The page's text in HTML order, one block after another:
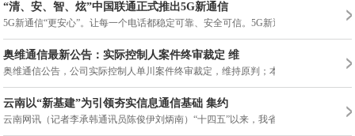
“清、安、智、炫”中国联通正式推出5G新通信
5G新通信“更安心”。让每一个电话都稳定可靠、安全可信。5G新通信
奥维通信最新公告：实际控制人案件终审裁定 维
奥维通信公告，公司实际控制人单川案件终审裁定，维持原判；本次
云南以“新基建”为引领夯实信息通信基础 集约
云南网讯（记者李承韩通讯员陈俊伊刘炳南）“十四五”以来，我省